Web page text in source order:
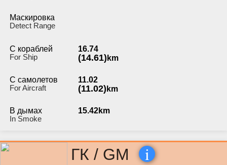
Маскировка
Detect Range
С кораблей
For Ship
16.74
(14.61) km
С самолетов
For Aircraft
11.02
(11.02) km
В дымах
In Smoke
15.42km
ГК / GM i